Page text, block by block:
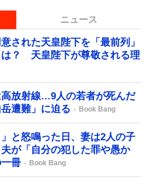
ニュース
された天皇陛下を「最前列」
は？ 天皇陛下が尊敬される理
放射線…9人の若者が死んだ
遭難」に迫る
Book Bang
」と怒鳴った日、妻は2人の子
が「自分の犯した罪や愚か
冊
Book Bang